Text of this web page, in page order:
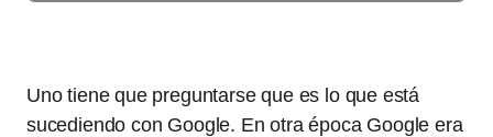
Uno tiene que preguntarse que es lo que está
sucediendo con Google. En otra época Google era